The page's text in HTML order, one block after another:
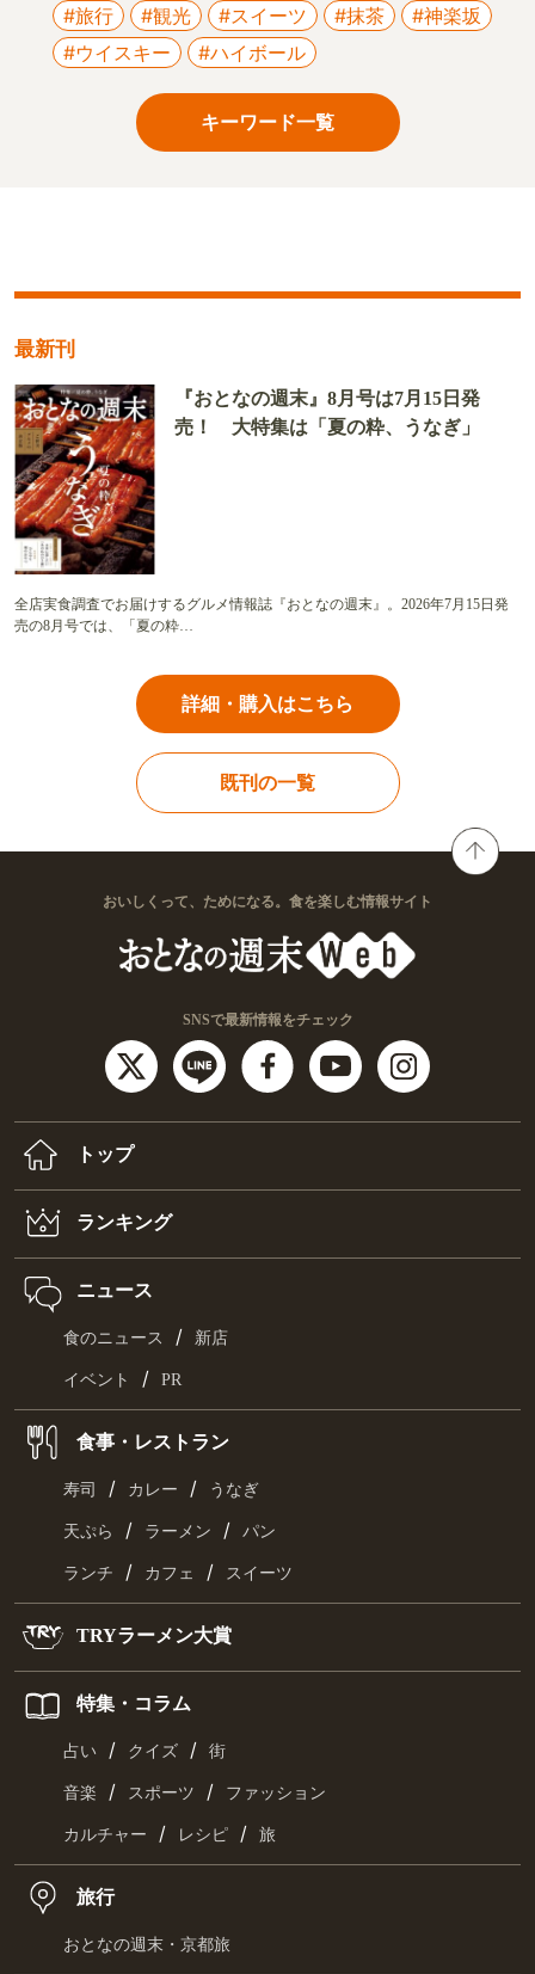
#旅行 #観光 #スイーツ #抹茶
#神楽坂
#ウイスキー
#ハイボール
キーワード一覧
最新刊
『おとなの週末』8月号は7月15日発
売！ 大特集は「夏の粋、うなぎ」
全店実食調査でお届けするグルメ情報誌『おとなの週末』。2026年7月15日発
売の8月号では、「夏の粋…
詳細・購入はこちら
既刊の一覧
おいしくって、ためになる。食を楽しむ情報サイト
SNSで最新情報をチェック
トップ
ランキング
ニュース
食のニュース / 新店
イベント / PR
食事・レストラン
寿司 / カレー / うなぎ
天ぷら / ラーメン / パン
ランチ / カフェ / スイーツ
TRYラーメン大賞
特集・コラム
占い / クイズ / 街
音楽 / スポーツ / ファッション
カルチャー / レシピ / 旅
旅行
おとなの週末・京都旅